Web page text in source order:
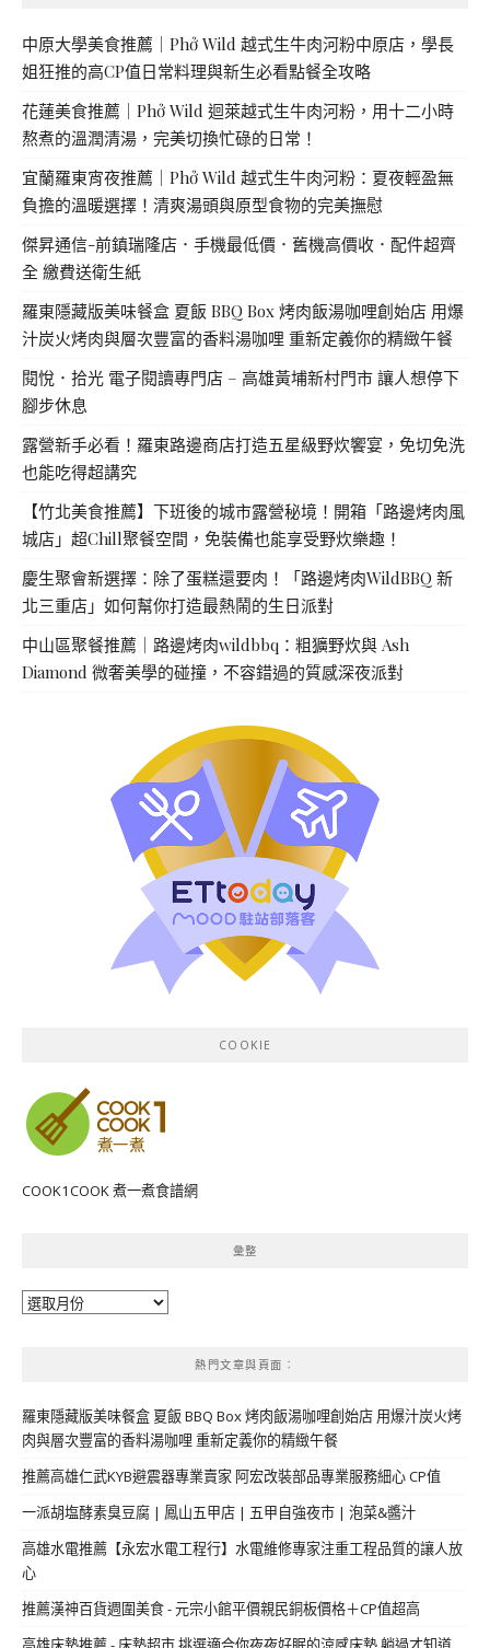
中原大學美食推薦｜Phở Wild 越式生牛肉河粉中原店，學長
姐狂推的高CP值日常料理與新生必看點餐全攻略
花蓮美食推薦｜Phở Wild 迴萊越式生牛肉河粉，用十二小時
熬煮的溫潤清湯，完美切換忙碌的日常！
宜蘭羅東宵夜推薦｜Phở Wild 越式生牛肉河粉：夏夜輕盈無
負擔的溫暖選擇！清爽湯頭與原型食物的完美撫慰
傑昇通信-前鎮瑞隆店．手機最低價．舊機高價收．配件超齊
全 繳費送衛生紙
羅東隱藏版美味餐盒 夏飯 BBQ Box 烤肉飯湯咖哩創始店 用爆
汁炭火烤肉與層次豐富的香料湯咖哩 重新定義你的精緻午餐
閱悅．拾光 電子閱讀專門店 – 高雄黃埔新村門市 讓人想停下
腳步休息
露營新手必看！羅東路邊商店打造五星級野炊饗宴，免切免洗
也能吃得超講究
【竹北美食推薦】下班後的城市露營秘境！開箱「路邊烤肉風
城店」超Chill聚餐空間，免裝備也能享受野炊樂趣！
慶生聚會新選擇：除了蛋糕還要肉！「路邊烤肉WildBBQ 新
北三重店」如何幫你打造最熱鬧的生日派對
中山區聚餐推薦｜路邊烤肉wildbbq：粗獷野炊與 Ash
Diamond 微奢美學的碰撞，不容錯過的質感深夜派對
COOKIE
COOK1COOK 煮一煮食譜網
彙整
彙
熱門文章與頁面︰
羅東隱藏版美味餐盒 夏飯 BBQ Box 烤肉飯湯咖哩創始店 用爆汁炭火烤
肉與層次豐富的香料湯咖哩 重新定義你的精緻午餐
推薦高雄仁武KYB避震器專業賣家 阿宏改裝部品專業服務細心 CP值
一派胡塩酵素臭豆腐 | 鳳山五甲店 | 五甲自強夜市 | 泡菜&醬汁
高雄水電推薦【永宏水電工程行】水電維修專家注重工程品質的讓人放
心
推薦漢神百貨週圍美食 - 元宗小館平價親民銅板價格＋CP值超高